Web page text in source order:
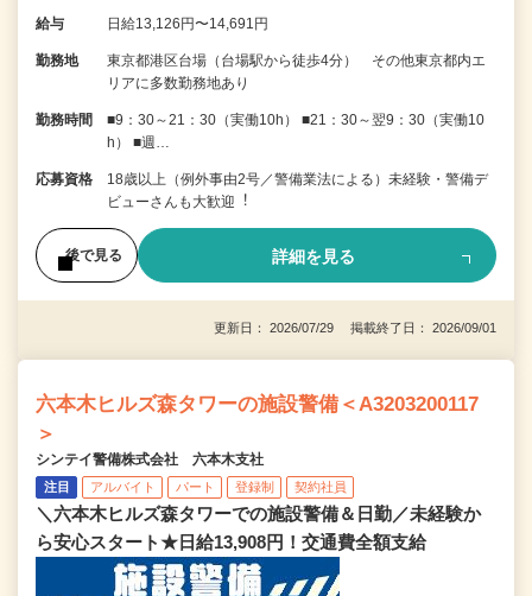
給与 日給13,126円〜14,691円
勤務地
東京都港区台場（台場駅から徒歩4分） その他東京都内エ
リアに多数勤務地あり
勤務時間
■9：30～21：30（実働10h） ■21：30～翌9：30（実働10
h） ■週…
応募資格
18歳以上（例外事由2号／警備業法による）未経験・警備デ
ビューさんも⼤歓迎︕
後で見る 詳細を見る
更新日： 2026/07/29 掲載終了日： 2026/09/01
六本木ヒルズ森タワーの施設警備＜A3203200117
＞
シンテイ警備株式会社 六本木支社
注目 アルバイト パート 登録制 契約社員
＼六本木ヒルズ森タワーでの施設警備＆日勤／未経験か
ら安心スタート★日給13,908円！交通費全額支給